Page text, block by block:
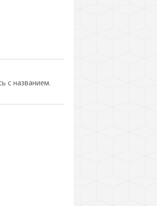
с названием.